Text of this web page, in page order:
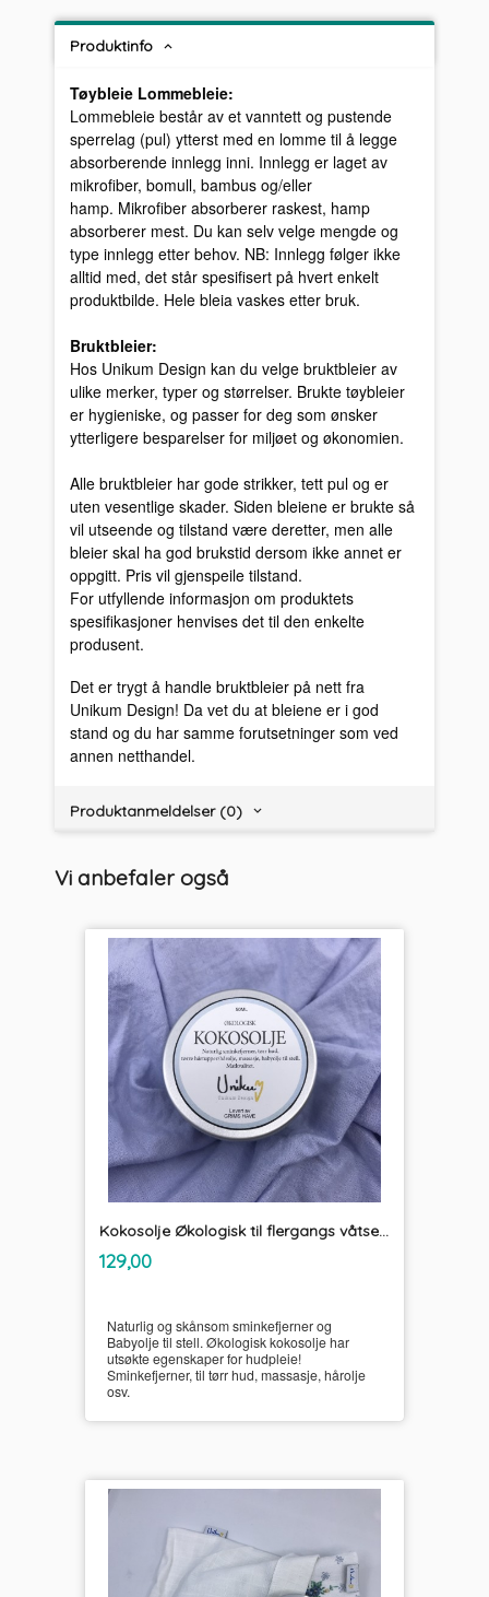
Produktinfo
Tøybleie Lommebleie:
Lommebleie består av et vanntett og pustende
sperrelag (pul) ytterst med en lomme til å legge
absorberende innlegg inni. Innlegg er laget av
mikrofiber, bomull, bambus og/eller
hamp. Mikrofiber absorberer raskest, hamp
absorberer mest. Du kan selv velge mengde og
type innlegg etter behov. NB: Innlegg følger ikke
alltid med, det står spesifisert på hvert enkelt
produktbilde. Hele bleia vaskes etter bruk.
Bruktbleier:
Hos Unikum Design kan du velge bruktbleier av
ulike merker, typer og størrelser. Brukte tøybleier
er hygieniske, og passer for deg som ønsker
ytterligere besparelser for miljøet og økonomien.
Alle bruktbleier har gode strikker, tett pul og er
uten vesentlige skader. Siden bleiene er brukte så
vil utseende og tilstand være deretter, men alle
bleier skal ha god brukstid dersom ikke annet er
oppgitt. Pris vil gjenspeile tilstand.
For utfyllende informasjon om produktets
spesifikasjoner henvises det til den enkelte
produsent.
Det er trygt å handle bruktbleier på nett fra
Unikum Design! Da vet du at bleiene er i god
stand og du har samme forutsetninger som ved
annen netthandel.
Produktanmeldelser (0)
Vi anbefaler også
Kokosolje Økologisk til flergangs våtservietter og sminkefjerner Unikum
Pris
129,00inkl.
mva.
Naturlig og skånsom sminkefjerner og
Babyolje til stell. Økologisk kokosolje har
utsøkte egenskaper for hudpleie!
Sminkefjerner, til tørr hud, massasje, hårolje
osv.